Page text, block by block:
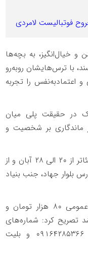
فوتبالیست لامردی
و خیال‌انگیز، به بچه‌ها
با ترس‌هایشان روبه‌رو
را تجربه
در حقیقت پلی میان
ماندگاری بر شخصیت و
این کارگردان تصریح کرد: زمان اجرای این تئاتر از ۲۰ الی ۲۸ آبان و از
بلوار جهاد، جنب بنیاد
حسن پور با بیان اینکه بهای هر بلیت عمومی ۸۰ هزار تومان و
می باشد تصریح کرد: شماره‌های
رزرو سانس‌های کلاسی خانم حسن‌پور ۰۹۱۶۴۲۸۵۳۶۶ و بلیت